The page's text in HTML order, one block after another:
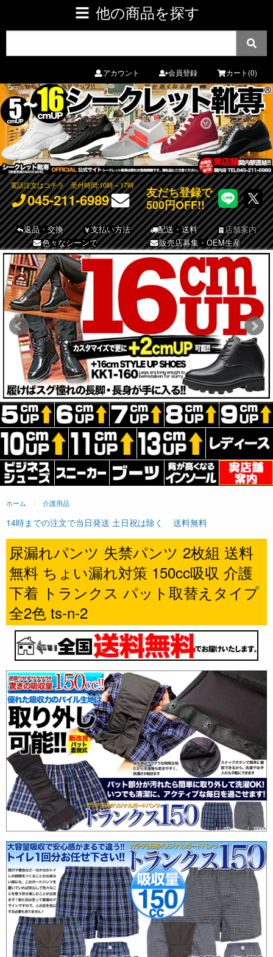
アカウント 会員登録 カート(0)
電話注文はコチラ受付時間:10時～17時
045-211-6989
友だち登録で
500円OFF!!
返品・交換 支払い方法 配送・送料
店舗案内
色々なシーンで
販売店募集・OEM生産
他の商品を探す
ホーム 介護用品
14時までの注文で当日発送 土日祝は除く 送料無料
尿漏れパンツ 失禁パンツ 2枚組 送料
無料 ちょい漏れ対策 150cc吸収 介護
下着 トランクス パット取替えタイプ
全2色 ts-n-2